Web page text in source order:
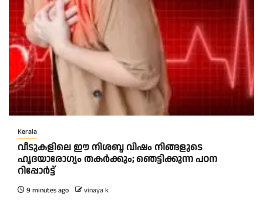
Kerala
വീടുകളിലെ ഈ നിശബ്ദ വിഷം നിങ്ങളുടെ
ഹൃദയാരോഗ്യം തകർക്കും; ഞെട്ടിക്കുന്ന പഠന
റിപ്പോർട്ട്
9 minutes ago vinaya k